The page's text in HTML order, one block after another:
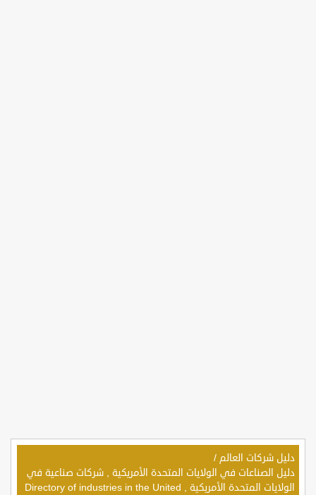
دليل شركات العالم /
دليل الصناعات في الولايات المتحدة الأمريكية , شركات صناعية في
الولايات المتحدة الأمريكية , Directory of industries in the United